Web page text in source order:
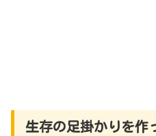
生存の足掛かりを作